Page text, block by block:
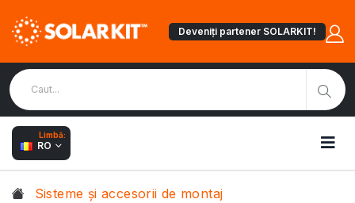
Deveniți partener SOLARKIT!
Limbă:
RO
Sisteme și accesorii de montaj